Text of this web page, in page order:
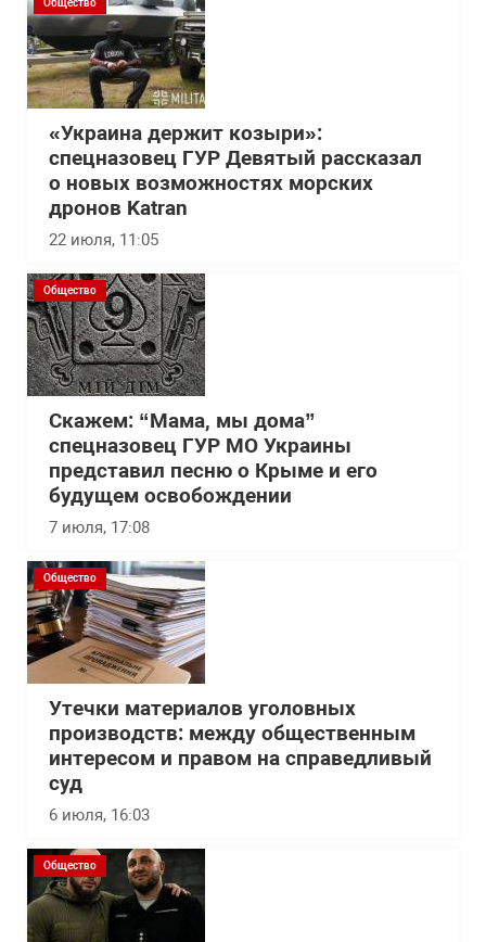
Общество
«Украина держит козыри»:
спецназовец ГУР Девятый рассказал
о новых возможностях морских
дронов Katran
22 июля, 11:05
Общество
Скажем: “Мама, мы дома”
спецназовец ГУР МО Украины
представил песню о Крыме и его
будущем освобождении
7 июля, 17:08
Общество
Утечки материалов уголовных
производств: между общественным
интересом и правом на справедливый
суд
6 июля, 16:03
Общество